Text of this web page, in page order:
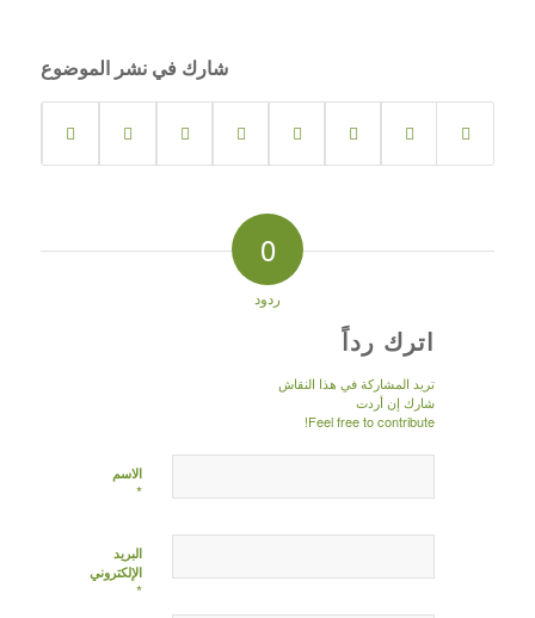
شارك في نشر الموضوع
0
ردود
اترك رداً
تريد المشاركة في هذا النقاش
شارك إن أردت
Feel free to contribute!
الاسم
*
البريد
الإلكتروني
*